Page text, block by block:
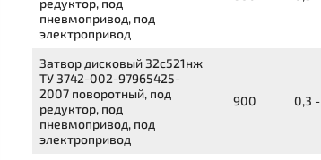
редуктор, под
пневмопривод, под
электропривод
Затвор дисковый 32с521нж
ТУ 3742-002-97965425-
2007 поворотный, под
редуктор, под
пневмопривод, под
электропривод
900 0,3